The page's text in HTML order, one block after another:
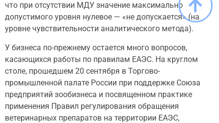
что при отсутствии МДУ значение максимально
допустимого уровня нулевое — «не допускается» (на
уровне чувствительности аналитического метода).
У бизнеса по-прежнему остается много вопросов,
касающихся работы по правилам ЕАЭС. На круглом
столе, прошедшем 20 сентября в Торгово-
промышленной палате России при поддержке Союза
предприятий зообизнеса и посвященном практике
применения Правил регулирования обращения
ветеринарных препаратов на территории ЕАЭС,